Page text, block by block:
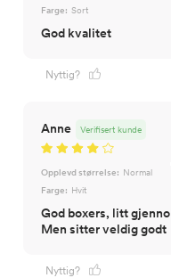
Farge: Sort
God kvalitet
Nyttig?
Anne Verifisert kunde
Opplevd størrelse: Normal
Farge: Hvit
God boxers, litt
Men sitter veldig godt
Nyttig?